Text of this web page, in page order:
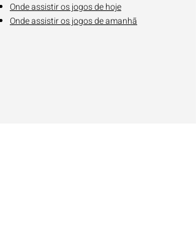
Onde assistir os jogos de hoje
Onde assistir os jogos de amanhã